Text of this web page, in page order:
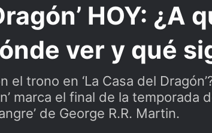
HOY: ¿A
ver y qué
el trono en ‘La Casa del
marca el final de la temporada
de George R.R. Martin.